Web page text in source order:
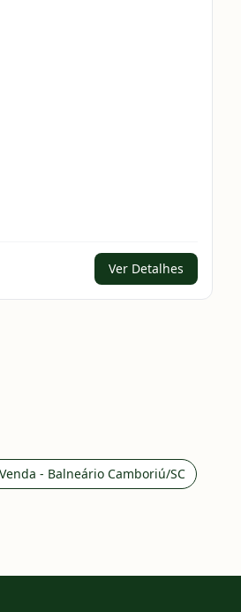
Ver Detalhes
- Balneário Camboriú/SC